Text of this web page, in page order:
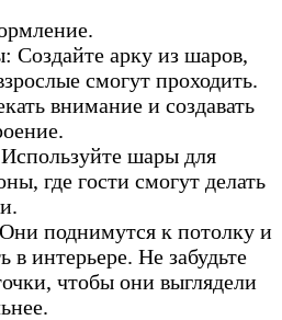
Создайте арку из шаров,
смогут проходить.
внимание и создавать
шары для
где гости смогут делать
поднимутся к потолку и
в интерьере. Не забудьте
чтобы они выглядели